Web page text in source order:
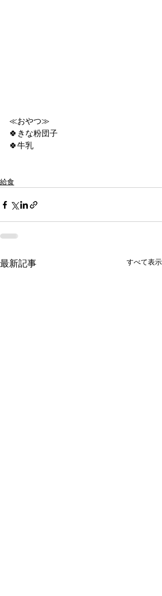
≪おやつ≫
🍀きな粉団子
🍀牛乳
給食
最新記事 すべて表示